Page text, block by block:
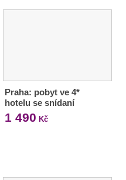
Praha: pobyt ve 4*
hotelu se snídaní
1 490 Kč